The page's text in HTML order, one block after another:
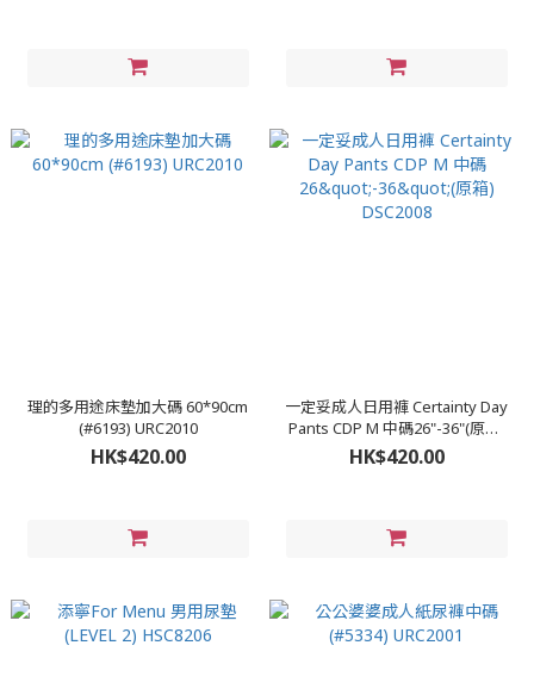
理的多用途床墊加大碼 60*90cm
(#6193) URC2010
HK$420.00
一定妥成人日用褲 Certainty Day
Pants CDP M 中碼26"-36"(原箱)
DSC2008
HK$420.00